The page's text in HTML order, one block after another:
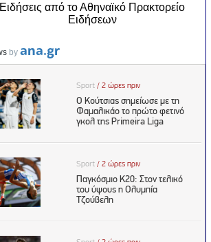
Ειδήσεις από το Αθηναϊκό Πρακτορείο
Ειδήσεων